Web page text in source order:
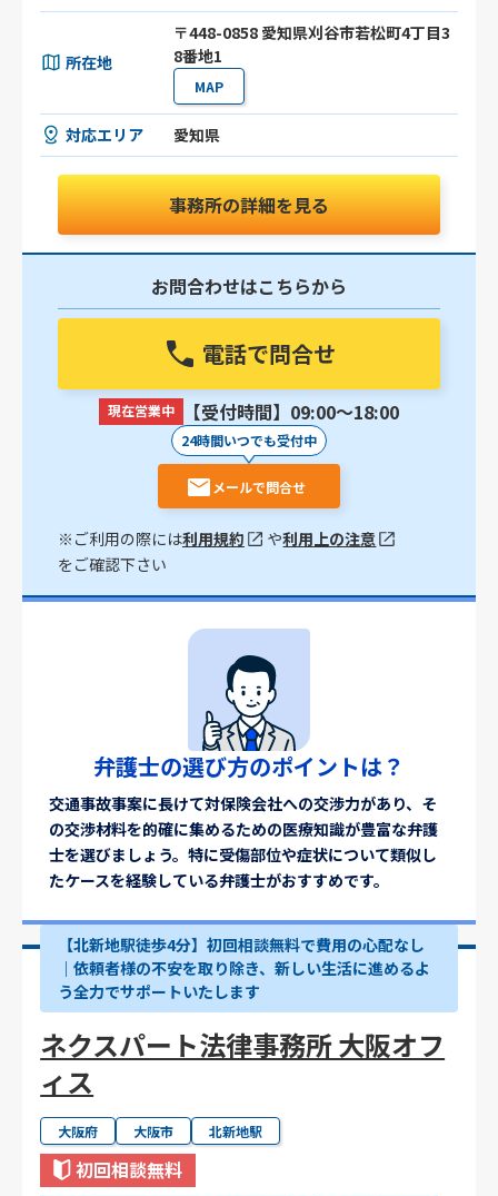
所在地
〒448-0858 愛知県刈谷市若松町4丁目3
8番地1
MAP
対応エリア 愛知県
事務所の詳細を見る
お問合わせはこちらから
電話で問合せ
現在営業中 【受付時間】09:00〜18:00
24時間いつでも受付中
メールで問合せ
※ご利用の際には利用規約 や利用上の注意
をご確認下さい
弁護士の選び方のポイントは？
交通事故事案に長けて対保険会社への交渉力があり、そ
の交渉材料を的確に集めるための医療知識が豊富な弁護
士を選びましょう。特に受傷部位や症状について類似し
たケースを経験している弁護士がおすすめです。
【北新地駅徒歩4分】初回相談無料で費用の心配なし
｜依頼者様の不安を取り除き、新しい生活に進めるよ
う全力でサポートいたします
ネクスパート法律事務所 大阪オフ
ィス
大阪府 大阪市 北新地駅
初回相談無料